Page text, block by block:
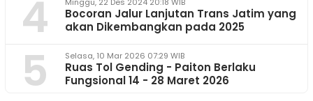
4
Bocoran Jalur Lanjutan Trans Jatim yang
akan Dikembangkan pada 2025
5 Selasa, 10 Mar 2026 07:29 WIB
Ruas Tol Gending - Paiton Berlaku
Fungsional 14 - 28 Maret 2026